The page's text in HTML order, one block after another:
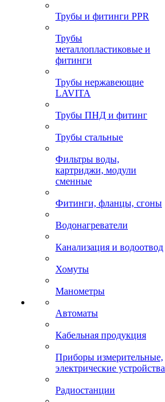
Трубы и фитинги PPR
Трубы
металлопластиковые и
фитинги
Трубы нержавеющие
LAVITA
Трубы ПНД и фитинг
Трубы стальные
Фильтры воды,
картриджи, модули
сменные
Фитинги, фланцы, сгоны
Водонагреватели
Канализация и водоотвод
Хомуты
Манометры
Автоматы
Кабельная продукция
Приборы измерительные,
электрические устройства
Радиостанции